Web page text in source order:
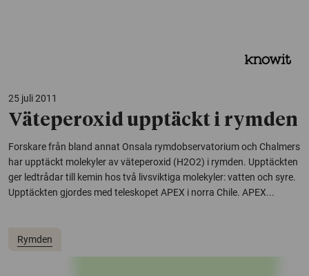
25 juli 2011
Väteperoxid upptäckt i rymden
Forskare från bland annat Onsala rymdobservatorium och Chalmers
har upptäckt molekyler av väteperoxid (H2O2) i rymden. Upptäckten
ger ledtrådar till kemin hos två livsviktiga molekyler: vatten och syre.
Upptäckten gjordes med teleskopet APEX i norra Chile. APEX...
Rymden